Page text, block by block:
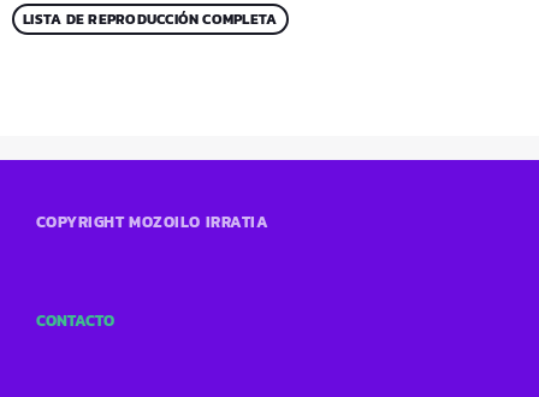
LISTA DE REPRODUCCIÓN COMPLETA
COPYRIGHT MOZOILO IRRATIA
CONTACTO